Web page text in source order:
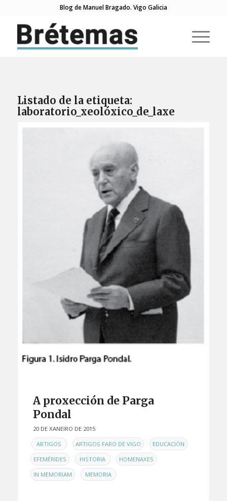
Blog de Manuel Bragado. Vigo Galicia
Listado de la etiqueta:
laboratorio_xeolóxico_de_laxe
A proxección de Parga
Pondal
20 DE XANEIRO DE 2015
EN ARTIGOS , ARTIGOS FARO DE VIGO , EDUCACIÓN ,
EFEMÉRIDES , HISTORIA , HOMENAXES ,
IN MEMORIAM , MEMORIA